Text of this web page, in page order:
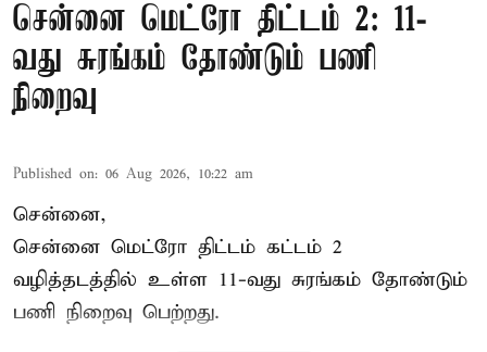
சென்னை மெட்ரோ திட்டம் 2: 11-
வது சுரங்கம் தோண்டும் பணி
நிறைவு
Published on: 06 Aug 2026, 10:22 am
சென்னை,
சென்னை மெட்ரோ திட்டம் கட்டம் 2
வழித்தடத்தில் உள்ள 11-வது சுரங்கம் தோண்டும்
பணி நிறைவு பெற்றது.